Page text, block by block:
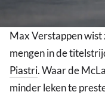
Max Verstappen wist
mengen in de
Piastri. Waar de
minder leken te